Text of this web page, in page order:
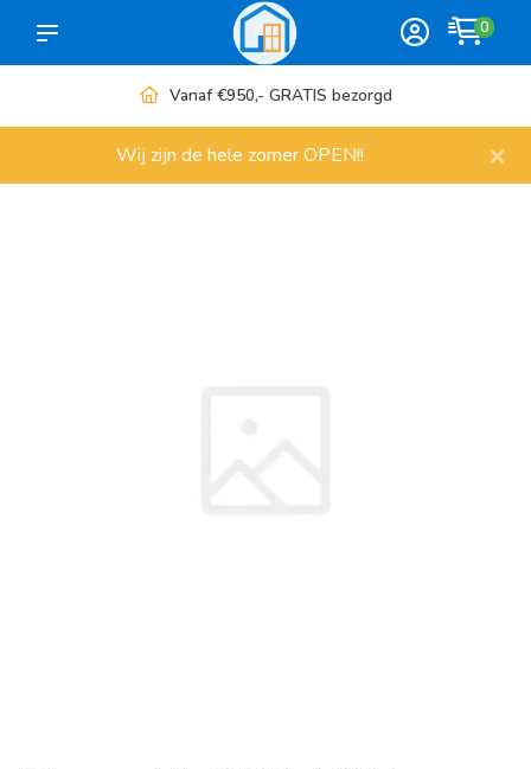
0
Vanaf €950,- GRATIS bezorgd
Wij zijn de hele zomer OPEN!! ×